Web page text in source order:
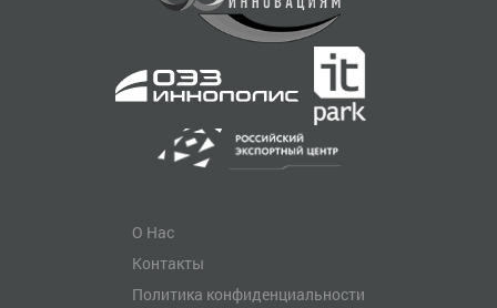
О Нас
Контакты
Политика конфиденциальности